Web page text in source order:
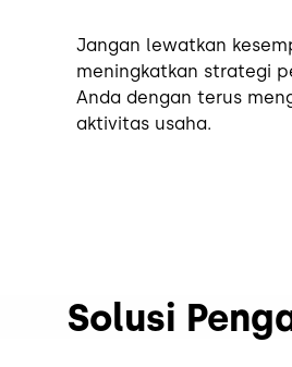
Jangan lewatkan
meningkatkan strategi
Anda dengan terus
aktivitas usaha.
Solusi